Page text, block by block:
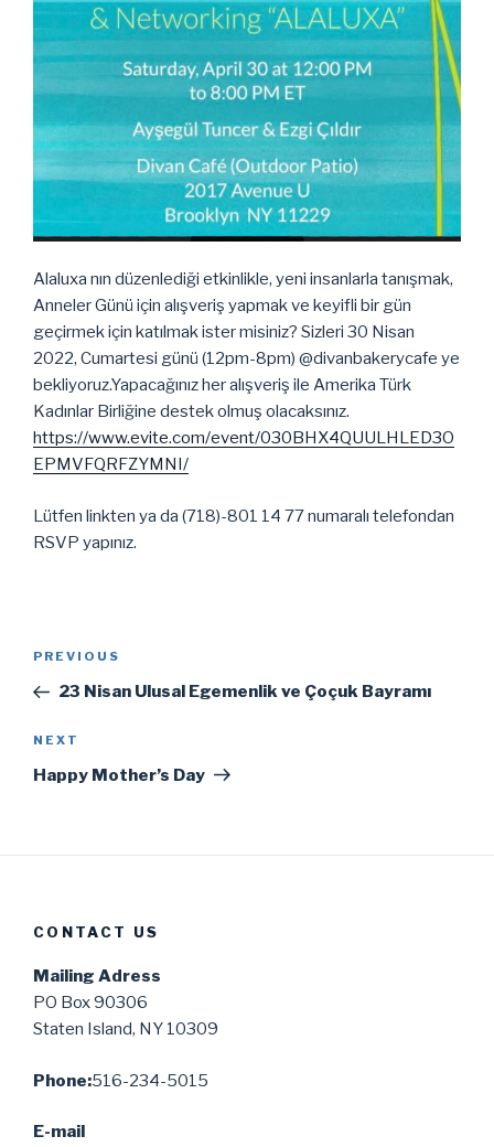
Alaluxa nın düzenlediği etkinlikle, yeni insanlarla tanışmak,
Anneler Günü için alışveriş yapmak ve keyifli bir gün
geçirmek için katılmak ister misiniz? Sizleri 30 Nisan
2022, Cumartesi günü (12pm-8pm) @divanbakerycafe ye
bekliyoruz.Yapacağınız her alışveriş ile Amerika Türk
Kadınlar Birliğine destek olmuş olacaksınız.
https://www.evite.com/event/030BHX4QUULHLED3O
EPMVFQRFZYMNI/
Lütfen linkten ya da (718)-801 14 77 numaralı telefondan
RSVP yapınız.
Previous
Post
PREVIOUS
23 Nisan Ulusal Egemenlik ve Çoçuk Bayramı
Next
Post
NEXT
Happy Mother’s Day
CONTACT US
Mailing Adress
PO Box 90306
Staten Island, NY 10309
Phone:516-234-5015
E-mail